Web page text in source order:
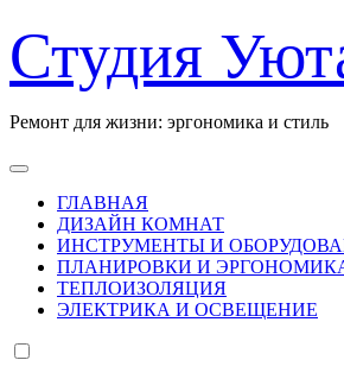
к
содержанию
Студия
Ремонт для жизни: эргономика и стиль
ГЛАВНАЯ
ДИЗАЙН КОМНАТ
ИНСТРУМЕНТЫ И
ПЛАНИРОВКИ И
ТЕПЛОИЗОЛЯЦИЯ
ЭЛЕКТРИКА И ОСВЕЩЕНИЕ